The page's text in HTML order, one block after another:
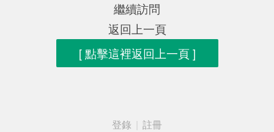
繼續訪問
返回上一頁
[ 點擊這裡返回上一頁 ]
登錄
註冊